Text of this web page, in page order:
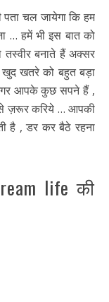
चल जायेगा कि हम
… हमें भी इस बात को
तस्वीर बनाते हैं अक्सर
खतरे को बहुत बड़ा
आपके कुछ सपने हैं ,
ज़रूर करिये … आपकी
है , डर कर बैठे रहना
life की